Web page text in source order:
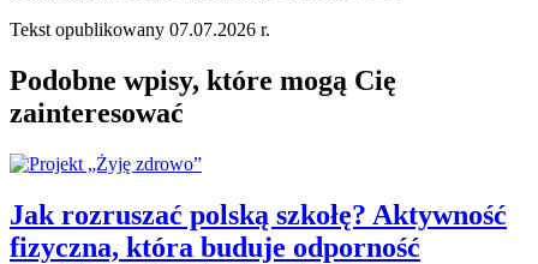
Tekst opublikowany 07.07.2026 r.
Podobne wpisy, które mogą Cię
zainteresować
Jak rozruszać polską szkołę? Aktywność
fizyczna, która buduje odporność